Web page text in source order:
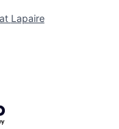
Lapaire